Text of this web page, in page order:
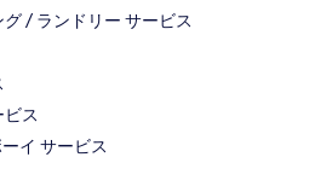
グ / ランドリー サービス
ス
イ サービス